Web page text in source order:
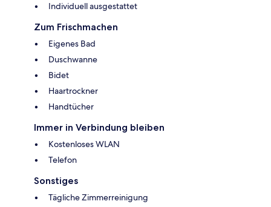
Individuell ausgestattet
Zum Frischmachen
Eigenes Bad
Duschwanne
Bidet
Haartrockner
Handtücher
Immer in Verbindung bleiben
Kostenloses WLAN
Telefon
Sonstiges
Tägliche Zimmerreinigung